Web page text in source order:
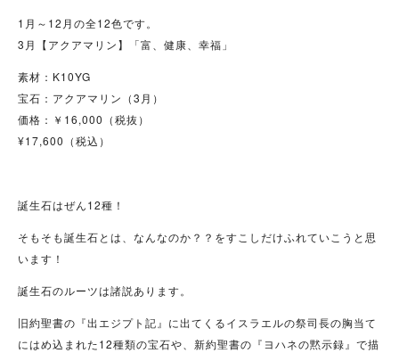
1月～12月の全12色です。
3月【アクアマリン】「富、健康、幸福」
素材：K10YG
宝石：アクアマリン（3月）
価格：￥16,000（税抜）
¥17,600（税込）
誕生石はぜん12種！
そもそも誕生石とは、なんなのか？？をすこしだけふれていこうと思
います！
誕生石のルーツは諸説あります。
旧約聖書の『出エジプト記』に出てくるイスラエルの祭司長の胸当て
にはめ込まれた12種類の宝石や、新約聖書の『ヨハネの黙示録』で描